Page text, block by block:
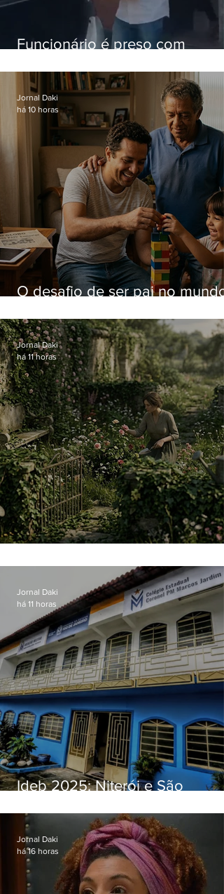
Funcionário é preso com
Hospital do Andaraí
O desafio de ser pai no mundo
Jornal Daki
há 10 horas
Jornal Daki
há 11 horas
Ideb 2025: Niterói e São
distintos no ensino médio; veja
Jornal Daki
há 11 horas
Jornal Daki
há 16 horas